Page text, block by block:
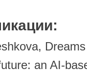
an AI-